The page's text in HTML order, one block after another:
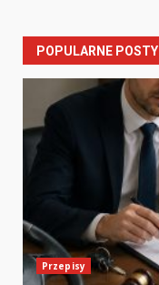
POPULARNE POSTY
Przepisy